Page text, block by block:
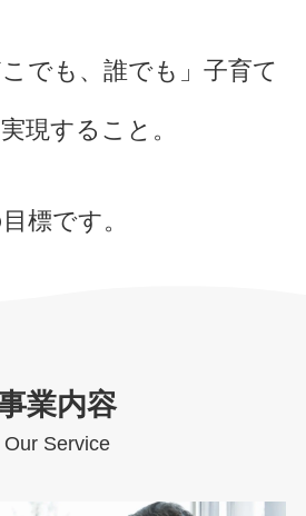
こでも、誰でも」子育て
現すること。
標です。
業内容
Our Service